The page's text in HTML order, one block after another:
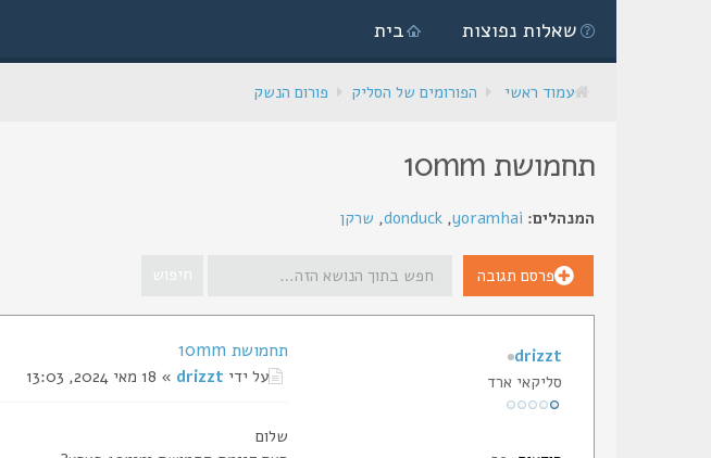
בית שאלות נפוצות
עמוד ראשי הפורומים של הסליק פורום הנשק
תחמושת 10mm
המנהלים: yoramhai
,
donduck
, שרקן
פרסם תגובה
תחמושת 10mm
על ידי drizzt » 18 מאי 2024, 13:03
שלום
drizzt
סליקאי ארד